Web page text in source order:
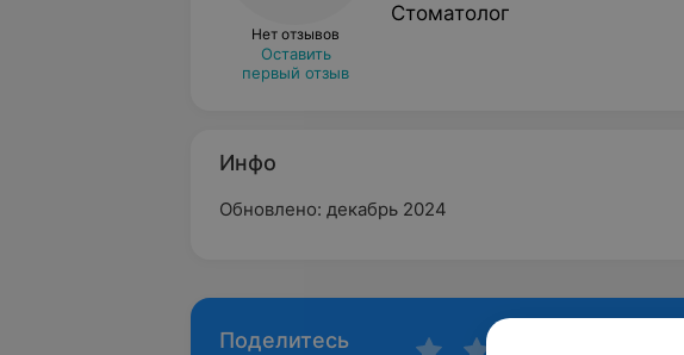
Нет отзывов
Оставить
первый отзыв
Стоматолог
Инфо
Обновлено: декабрь 2024
Поделитесь